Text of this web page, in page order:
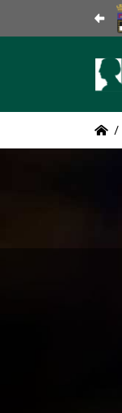
/